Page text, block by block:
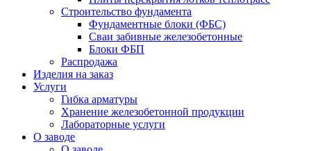
Строительство фундамента
Фундаментные блоки (ФБС)
Сваи забивные железобетонные
Блоки ФБП
Распродажа
Изделия на заказ
Услуги
Гибка арматуры
Хранение железобетонной продукции
Лабораторные услуги
О заводе